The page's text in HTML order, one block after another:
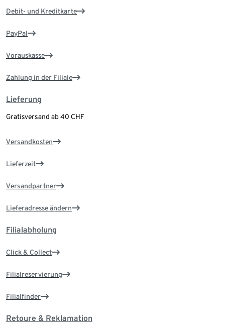
Debit- und Kreditkarte
PayPal
Vorauskasse
Zahlung in der Filiale
Lieferung
Gratisversand ab 40 CHF
Versandkosten
Lieferzeit
Versandpartner
Lieferadresse ändern
Filialabholung
Click & Collect
Filialreservierung
Filialfinder
Retoure & Reklamation